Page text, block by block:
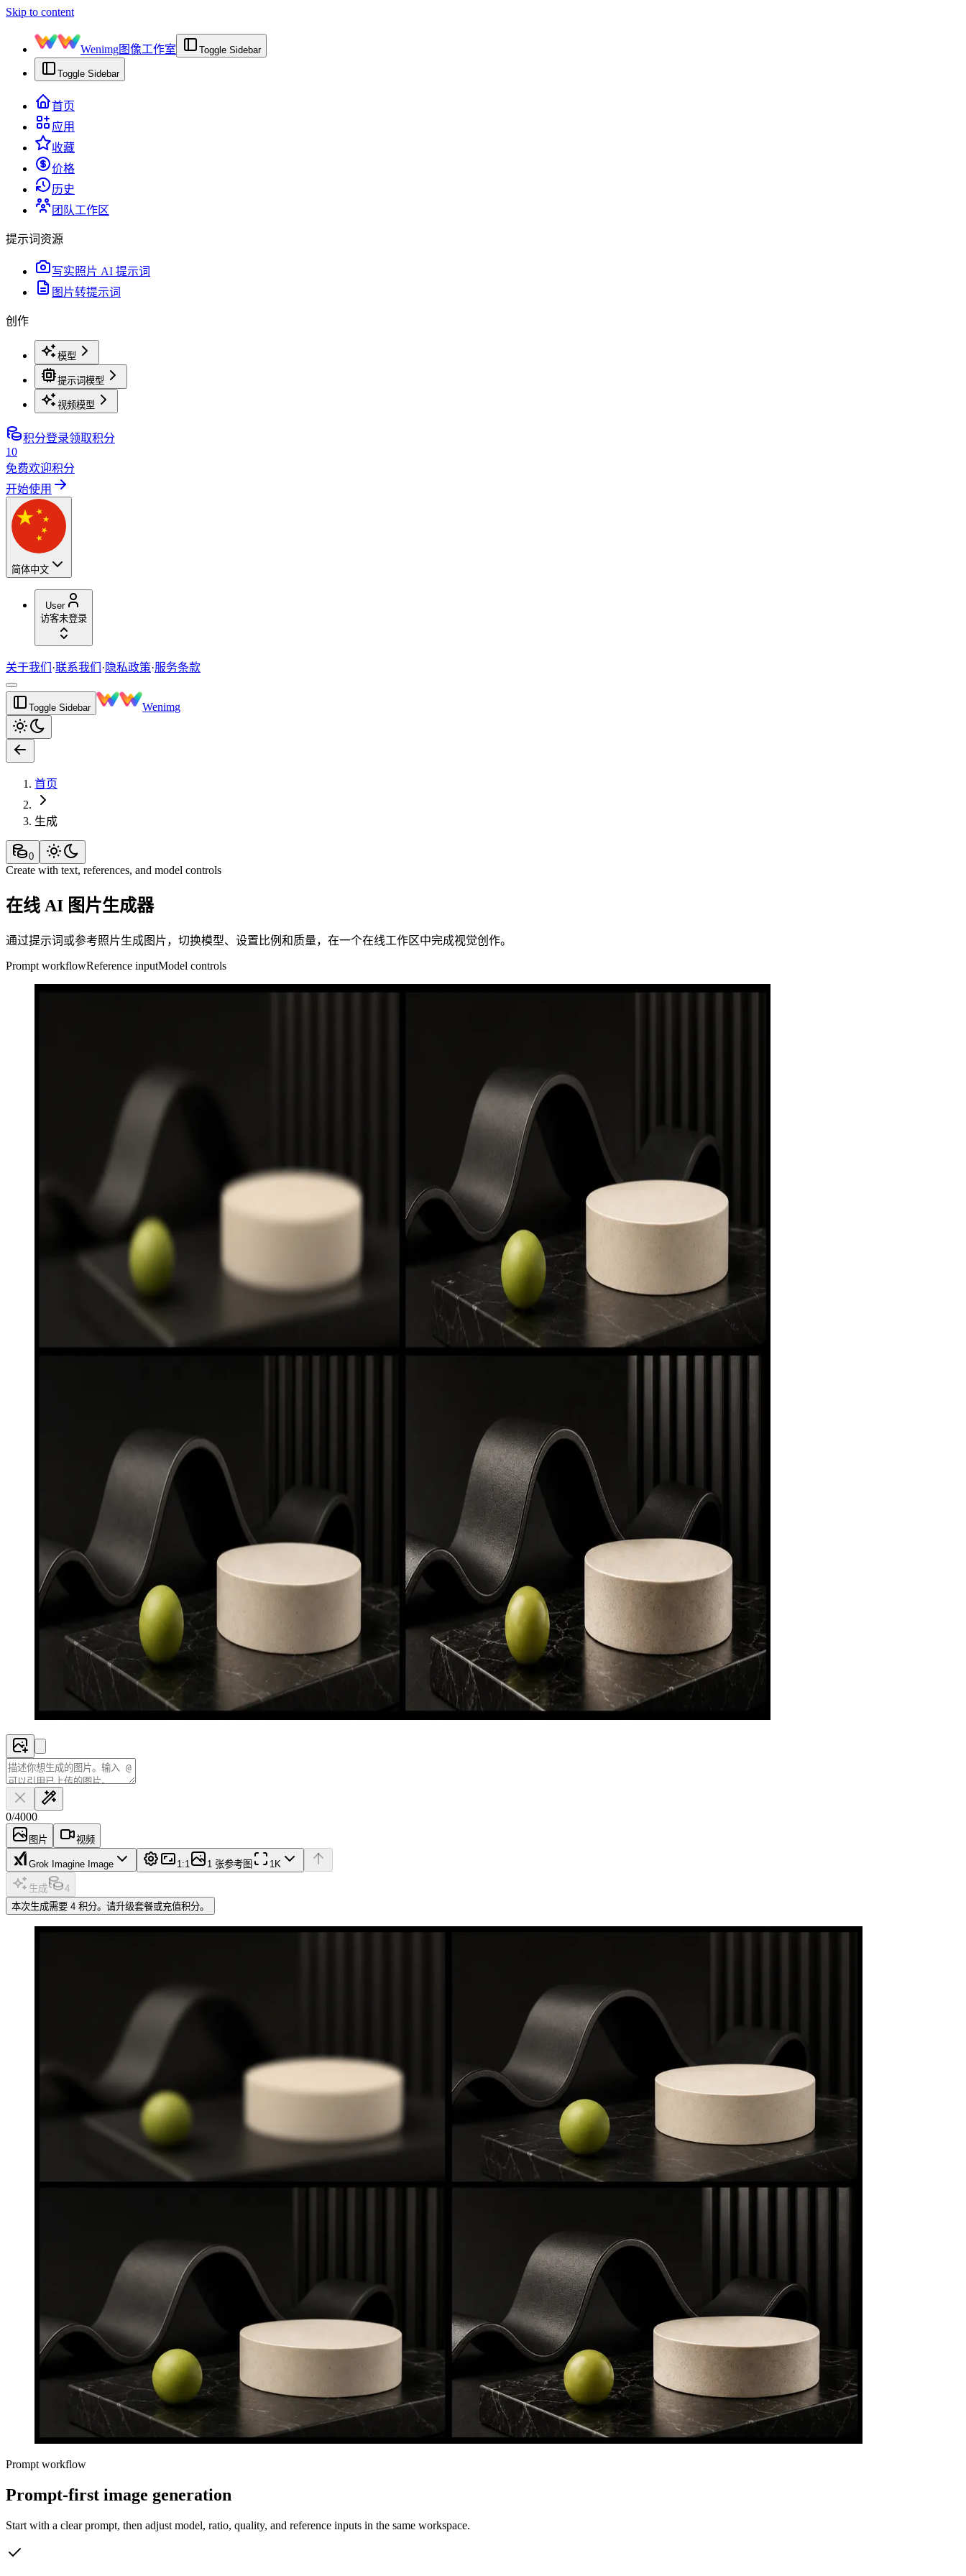
Skip to content
Wenimg图像工作室 Toggle Sidebar
Toggle Sidebar
首页
应用
收藏
价格
历史
团队工作区
提示词资源
写实照片 AI 提示词
图片转提示词
创作
模型
提示词模型
视频模型
积分登录领取积分
10
免费欢迎积分
开始使用
简体中文
User
访客未登录
关于我们 ·联系我们 · 隐私政策·服务条款
Toggle Sidebar Wenimg
首页
生成
0
Create with text, references, and model controls
在线 AI 图片生成器
通过提示词或参考照片生成图片，切换模型、设置比例和质量，在一个在线工作区中完成视觉创作。
Prompt workflowReference inputModel controls
0/4000
图片 视频
Grok Imagine Image 1:1 1 张参考图 1K
生成
4
本次生成需要 4 积分。请升级套餐或充值积分。
Prompt workflow
Prompt-first image generation
Start with a clear prompt, then adjust model, ratio, quality, and reference inputs in the same workspace.